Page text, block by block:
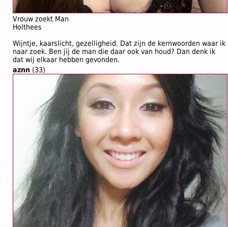
Vrouw zoekt Man
Holthees
Wijntje, kaarslicht, gezelligheid. Dat zijn de kernwoorden waar ik
naar zoek. Ben jij de man die daar ook van houd? Dan denk ik
dat wij elkaar hebben gevonden.
aznn (33)